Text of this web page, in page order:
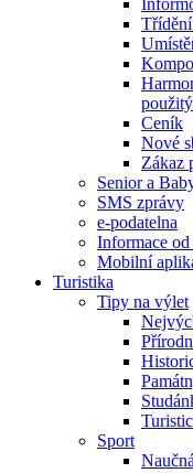
Ceník
Nové
Zákaz
Senior a
SMS zprávy
e-podatelna
Informace od
Mobilní
Turistika
Tipy na výlet
Sport